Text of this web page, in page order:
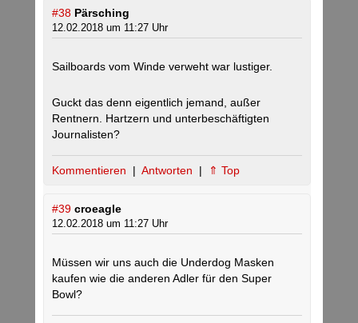
#38 Pärsching
12.02.2018 um 11:27 Uhr
Sailboards vom Winde verweht war lustiger.
Guckt das denn eigentlich jemand, außer
Rentnern. Hartzern und unterbeschäftigten
Journalisten?
Kommentieren | Antworten | ⇑ Top
#39 croeagle
12.02.2018 um 11:27 Uhr
Müssen wir uns auch die Underdog Masken
kaufen wie die anderen Adler für den Super
Bowl?